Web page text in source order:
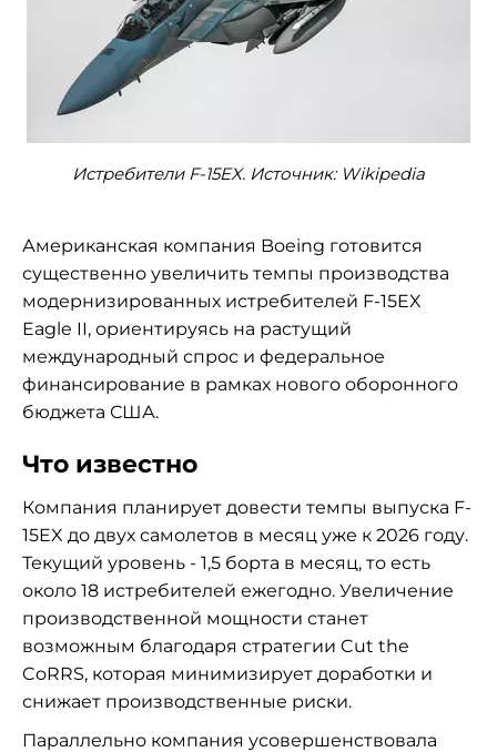
Истребители F-15EX. Источник: Wikipedia
Американская компания Boeing готовится
существенно увеличить темпы производства
модернизированных истребителей F-15EX
Eagle II, ориентируясь на растущий
международный спрос и федеральное
финансирование в рамках нового оборонного
бюджета США.
Что известно
Компания планирует довести темпы выпуска F-
15EX до двух самолетов в месяц уже к 2026 году.
Текущий уровень - 1,5 борта в месяц, то есть
около 18 истребителей ежегодно. Увеличение
производственной мощности станет
возможным благодаря стратегии Cut the
CoRRS, которая минимизирует доработки и
снижает производственные риски.
Параллельно компания усовершенствовала